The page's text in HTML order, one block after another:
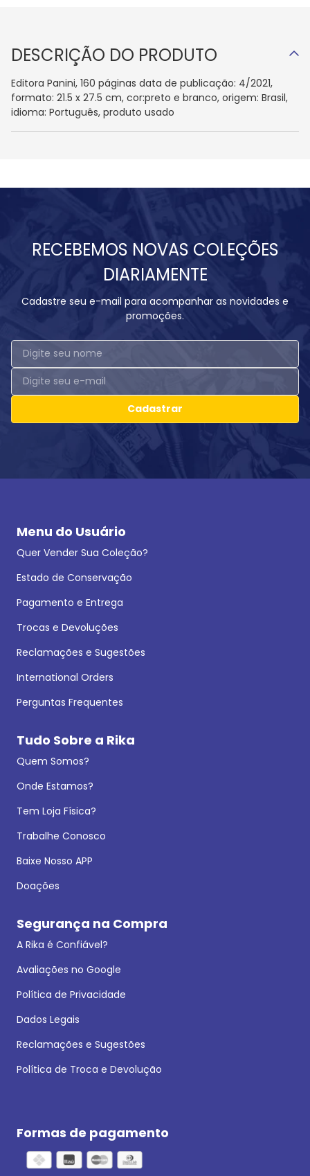
DESCRIÇÃO DO PRODUTO
Editora Panini, 160 páginas data de publicação: 4/2021,
formato: 21.5 x 27.5 cm, cor:preto e branco, origem: Brasil,
idioma: Português, produto usado
RECEBEMOS NOVAS COLEÇÕES
DIARIAMENTE
Cadastre seu e-mail para acompanhar as novidades e
promoções.
Cadastrar
Menu do Usuário
Quer Vender Sua Coleção?
Estado de Conservação
Pagamento e Entrega
Trocas e Devoluções
Reclamações e Sugestões
International Orders
Perguntas Frequentes
Tudo Sobre a Rika
Quem Somos?
Onde Estamos?
Tem Loja Física?
Trabalhe Conosco
Baixe Nosso APP
Doações
Segurança na Compra
A Rika é Confiável?
Avaliações no Google
Política de Privacidade
Dados Legais
Reclamações e Sugestões
Política de Troca e Devolução
Formas de pagamento